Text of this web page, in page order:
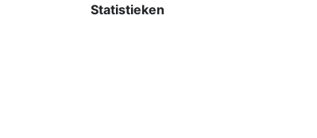
Statistieken